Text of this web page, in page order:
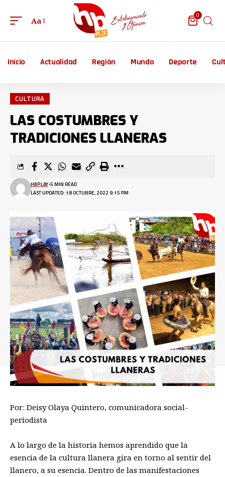
Aa
0
Inicio Actualidad Región Mundo Deporte
CULTURA
LAS COSTUMBRES Y
TRADICIONES LLANERAS
LAST UPDATED: 18 OCTUBRE, 2022 9:15 PM
HBPLAY 5 MIN READ
Por: Deisy Olaya Quintero, comunicadora social-
periodista
A lo largo de la historia hemos aprendido que la
esencia de la cultura llanera gira en torno al sentir del
llanero, a su esencia. Dentro de las manifestaciones